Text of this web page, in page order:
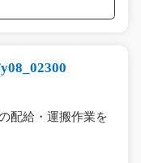
配給・運搬作業を